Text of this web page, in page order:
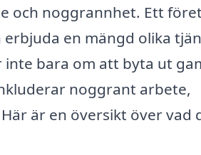
och noggrannhet. Ett
erbjuda en mängd olika
bara om att byta ut
noggrant arbete,
är en översikt över vad